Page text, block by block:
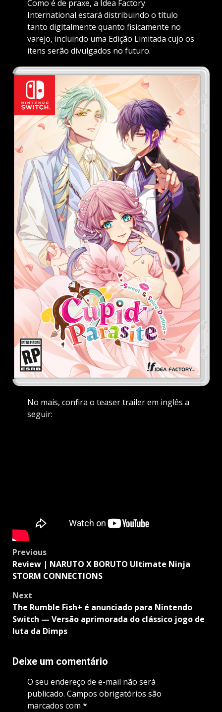
Como é de praxe, a Idea Factory
International estará distribuindo o título
tanto digitalmente quanto fisicamente no
varejo, incluindo uma Edição Limitada cujo os
itens serão divulgados no futuro.
No mais, confira o teaser trailer em inglês a
seguir:
Post
navigation
Previous
Review | NARUTO X BORUTO Ultimate Ninja
STORM CONNECTIONS
Next
The Rumble Fish+ é anunciado para Nintendo
Switch — Versão aprimorada do clássico jogo de
luta da Dimps
Deixe um comentário
O seu endereço de e-mail não será
publicado. Campos obrigatórios são
marcados com *